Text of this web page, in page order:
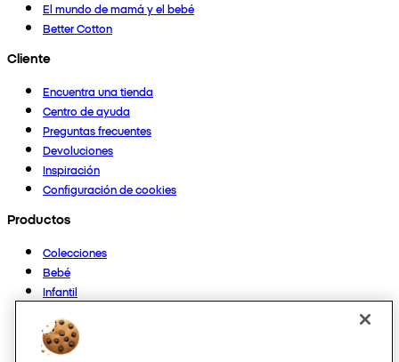
El mundo de mamá y el bebé
Better Cotton
Cliente
Encuentra una tienda
Centro de ayuda
Preguntas frecuentes
Devoluciones
Inspiración
Configuración de cookies
Productos
Colecciones
Bebé
Infantil
Mujer
Hombre